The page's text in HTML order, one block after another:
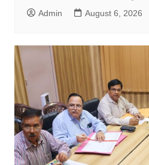
Admin August 6, 2026